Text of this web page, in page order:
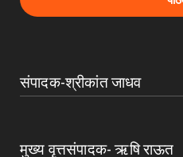
संपादक-श्रीकांत जाधव
मुख्य वृत्तसंपादक- ऋषि राऊत